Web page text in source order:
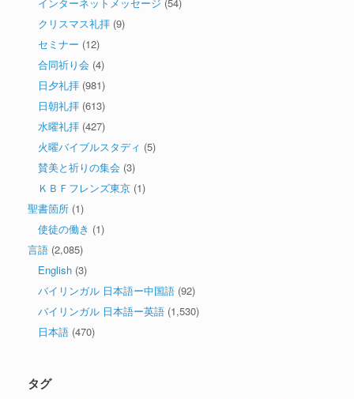
インターネットメッセージ (54)
クリスマス礼拝 (9)
セミナー (12)
合同祈り会 (4)
日夕礼拝 (981)
日朝礼拝 (613)
水曜礼拝 (427)
火曜バイブルスタディ (5)
賛美と祈りの集会 (3)
ＫＢＦフレンズ東京 (1)
聖書箇所 (1)
使徒の働き (1)
言語 (2,085)
English (3)
バイリンガル 日本語ー中国語 (92)
バイリンガル 日本語ー英語 (1,530)
日本語 (470)
タグ